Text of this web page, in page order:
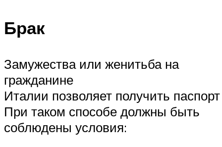
Брак
Замужества или женитьба на
гражданине
Италии позволяет получить
При таком способе должны быть
соблюдены условия: